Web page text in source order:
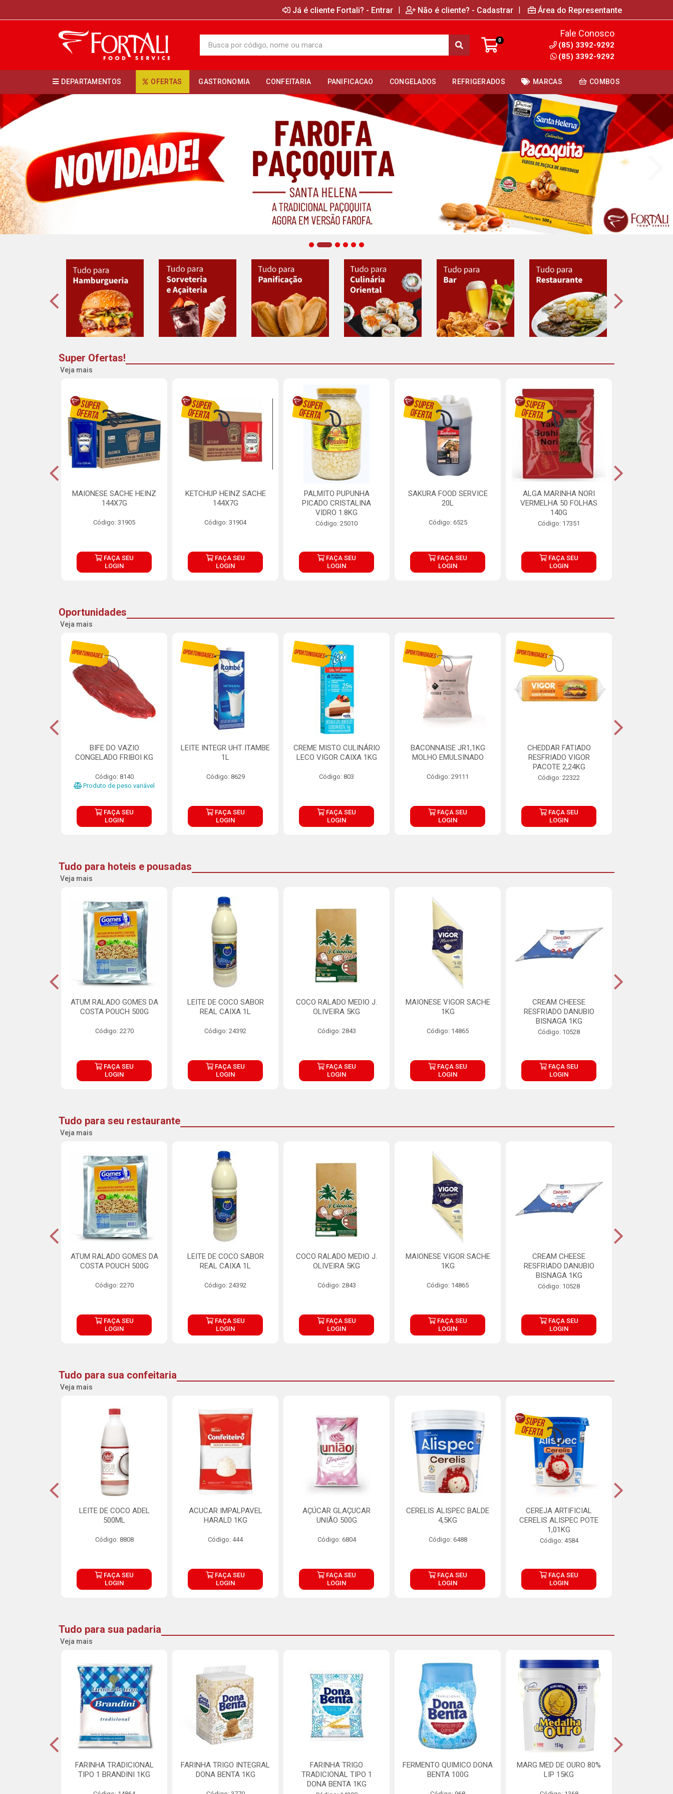
Já é cliente Fortali? - Entrar | Não é cliente? - Cadastrar | Área do Representante
0
Fale Conosco
(85) 3392-9292
(85) 3392-9292
DEPARTAMENTOS OFERTAS GASTRONOMIA CONFEITARIA PANIFICACAO CONGELADOS REFRIGERADOS MARCAS COMBOS
Super Ofertas!
Veja mais
MAIONESE SACHE HEINZ
144X7G
Código: 31905
FAÇA SEU
LOGIN
KETCHUP HEINZ SACHE
144X7G
Código: 31904
FAÇA SEU
LOGIN
PALMITO PUPUNHA
PICADO CRISTALINA
VIDRO 1.8KG
Código: 25010
FAÇA SEU
LOGIN
SAKURA FOOD SERVICE
20L
Código: 6525
FAÇA SEU
LOGIN
ALGA MARINHA NORI
VERMELHA 50 FOLHAS
140G
Código: 17351
FAÇA SEU
LOGIN
Oportunidades
Veja mais
BIFE DO VAZIO
CONGELADO FRIBOI KG
Código: 8140
Produto de peso variável
FAÇA SEU
LOGIN
LEITE INTEGR UHT ITAMBE
1L
Código: 8629
FAÇA SEU
LOGIN
CREME MISTO CULINÁRIO
LECO VIGOR CAIXA 1KG
Código: 803
FAÇA SEU
LOGIN
BACONNAISE JR1,1KG
MOLHO EMULSINADO
Código: 29111
FAÇA SEU
LOGIN
CHEDDAR FATIADO
RESFRIADO VIGOR
PACOTE 2,24KG
Código: 22322
FAÇA SEU
LOGIN
Tudo para hoteis e pousadas
Veja mais
ATUM RALADO GOMES DA
COSTA POUCH 500G
Código: 2270
FAÇA SEU
LOGIN
LEITE DE COCO SABOR
REAL CAIXA 1L
Código: 24392
FAÇA SEU
LOGIN
COCO RALADO MEDIO J.
OLIVEIRA 5KG
Código: 2843
FAÇA SEU
LOGIN
MAIONESE VIGOR SACHE
1KG
Código: 14865
FAÇA SEU
LOGIN
CREAM CHEESE
RESFRIADO DANUBIO
BISNAGA 1KG
Código: 10528
FAÇA SEU
LOGIN
Tudo para seu restaurante
Veja mais
ATUM RALADO GOMES DA
COSTA POUCH 500G
Código: 2270
FAÇA SEU
LOGIN
LEITE DE COCO SABOR
REAL CAIXA 1L
Código: 24392
FAÇA SEU
LOGIN
COCO RALADO MEDIO J.
OLIVEIRA 5KG
Código: 2843
FAÇA SEU
LOGIN
MAIONESE VIGOR SACHE
1KG
Código: 14865
FAÇA SEU
LOGIN
CREAM CHEESE
RESFRIADO DANUBIO
BISNAGA 1KG
Código: 10528
FAÇA SEU
LOGIN
Tudo para sua confeitaria
Veja mais
LEITE DE COCO ADEL
500ML
Código: 8808
FAÇA SEU
LOGIN
ACUCAR IMPALPAVEL
HARALD 1KG
Código: 444
FAÇA SEU
LOGIN
AÇÚCAR GLAÇUCAR
UNIÃO 500G
Código: 6804
FAÇA SEU
LOGIN
CERELIS ALISPEC BALDE
4,5KG
Código: 6488
FAÇA SEU
LOGIN
CEREJA ARTIFICIAL
CERELIS ALISPEC POTE
1,01KG
Código: 4584
FAÇA SEU
LOGIN
Tudo para sua padaria
Veja mais
FARINHA TRADICIONAL
TIPO 1 BRANDINI 1KG
FARINHA TRIGO INTEGRAL
DONA BENTA 1KG
FARINHA TRIGO
TRADICIONAL TIPO 1
DONA BENTA 1KG
FERMENTO QUIMICO DONA
BENTA 100G
MARG MED DE OURO 80%
LIP 15KG